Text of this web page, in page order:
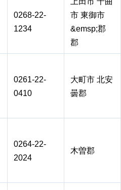
0268-22-
1234
市 東御市
&emsp;郡
郡
0261-22-
0410
大町市 北安
曇郡
0264-22-
2024
木曽郡